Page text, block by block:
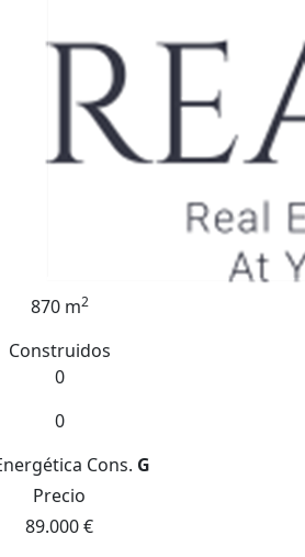
870 m2
Construidos
0
0
Cons. G
Precio
89.000 €